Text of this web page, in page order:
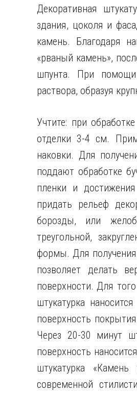
Декоративная
здания, цоколя и
камень. Благодаря
«рваный камень»,
шпунта. При
раствора, образуя
Учтите: при
отделки 3-4 см.
наковки. Для
поддают обработке
пленки и
придать рельеф
борозды, или
треугольной,
формы. Для получения
позволяет делать
поверхности. Для
штукатурка
поверхность
Через 20-30 минут
поверхность
штукатурка
современной